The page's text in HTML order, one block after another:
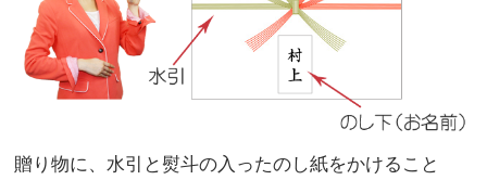
贈り物に、水引と熨斗の入ったのし紙をかけること